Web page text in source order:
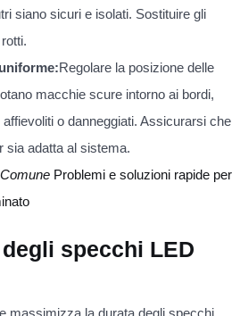
siano sicuri e isolati. Sostituire gli
Regolare la posizione delle
macchie scure intorno ai bordi,
o danneggiati. Assicurarsi che
sia adatta al sistema.
Problemi e soluzioni rapide per
specchi LED